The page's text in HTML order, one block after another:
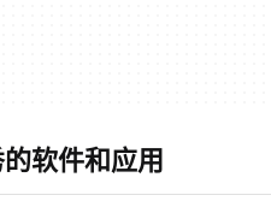
软件和应用